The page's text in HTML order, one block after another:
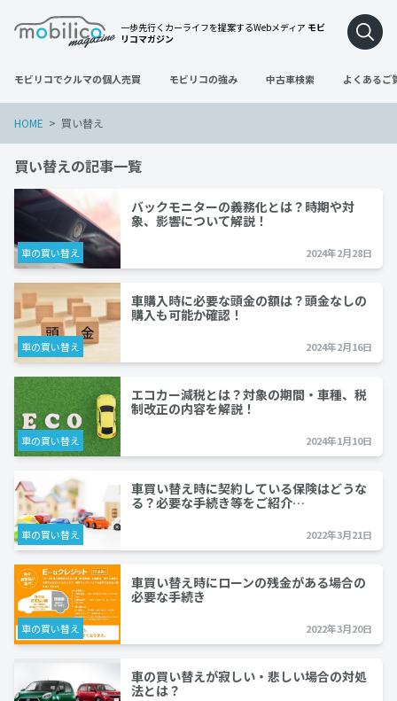
一歩先行くカーライフを提案するWebメディア モビ
リコマガジン
モビリコでクルマの個人売買 モビリコの強み 中古車検索 よくあるご
HOME 買い替え
買い替えの記事一覧
車の買い替え
バックモニターの義務化とは？時期や対
象、影響について解説！
2024年2月28日
車の買い替え
車購入時に必要な頭金の額は？頭金なしの
購入も可能か確認！
2024年2月16日
車の買い替え
エコカー減税とは？対象の期間・車種、税
制改正の内容を解説！
2024年1月10日
車の買い替え
車買い替え時に契約している保険はどうな
る？必要な手続き等をご紹介…
2022年3月21日
車の買い替え
車買い替え時にローンの残金がある場合の
必要な手続き
2022年3月20日
車の買い替えが寂しい・悲しい場合の対処
法とは？